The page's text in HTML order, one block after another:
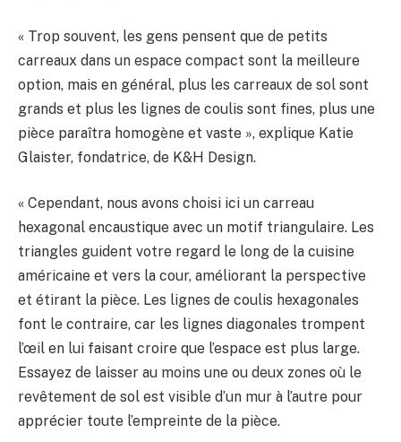
« Trop souvent, les gens pensent que de petits
carreaux dans un espace compact sont la meilleure
option, mais en général, plus les carreaux de sol sont
grands et plus les lignes de coulis sont fines, plus une
pièce paraîtra homogène et vaste », explique Katie
Glaister, fondatrice, de K&H Design.
« Cependant, nous avons choisi ici un carreau
hexagonal encaustique avec un motif triangulaire. Les
triangles guident votre regard le long de la cuisine
américaine et vers la cour, améliorant la perspective
et étirant la pièce. Les lignes de coulis hexagonales
font le contraire, car les lignes diagonales trompent
l’œil en lui faisant croire que l’espace est plus large.
Essayez de laisser au moins une ou deux zones où le
revêtement de sol est visible d’un mur à l’autre pour
apprécier toute l’empreinte de la pièce.